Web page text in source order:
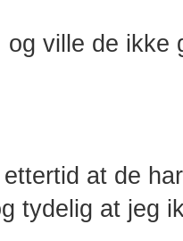
og ville de ikke
at de
tydelig at jeg